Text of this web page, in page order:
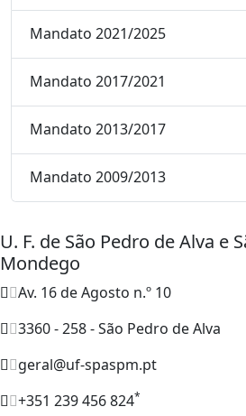
Mandato 2021/2025
Mandato 2017/2021
Mandato 2013/2017
Mandato 2009/2013
U. F. de São Pedro de Alva e
Mondego
Av. 16 de Agosto n.º 10
3360 - 258 - São Pedro de Alva
geral@uf-spaspm.pt
+351 239 456 824*